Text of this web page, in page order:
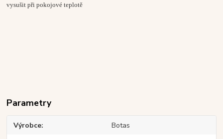
vysušit při pokojové teplotě
Parametry
Výrobce Botas